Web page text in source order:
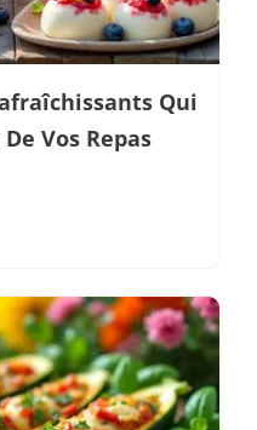
Qui
Vos Repas